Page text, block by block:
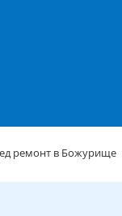
ремонт в Божурище